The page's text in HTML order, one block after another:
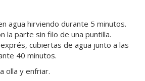
agua hirviendo durante 5 minutos.
la parte sin filo de una puntilla.
cubiertas de agua junto a las
40 minutos.
olla y enfriar.